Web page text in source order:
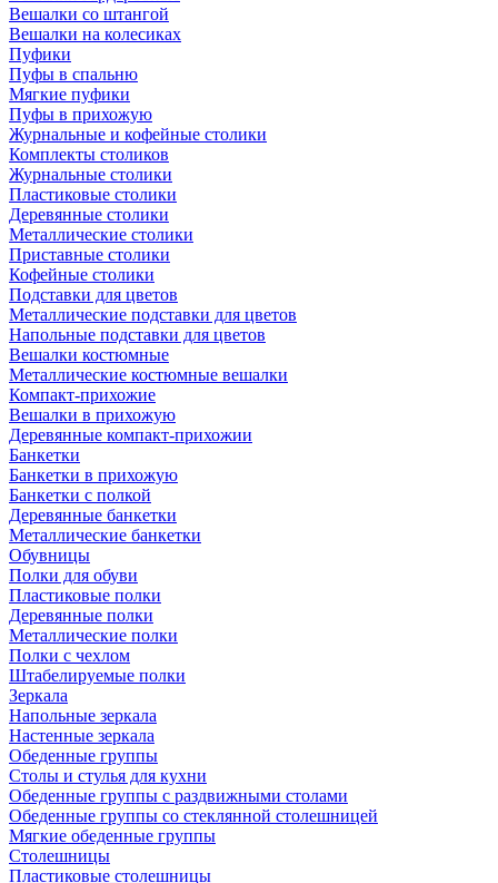
Вешалки со штангой
Вешалки на колесиках
Пуфики
Пуфы в спальню
Мягкие пуфики
Пуфы в прихожую
Журнальные и кофейные столики
Комплекты столиков
Журнальные столики
Пластиковые столики
Деревянные столики
Металлические столики
Приставные столики
Кофейные столики
Подставки для цветов
Металлические подставки для цветов
Напольные подставки для цветов
Вешалки костюмные
Металлические костюмные вешалки
Компакт-прихожие
Вешалки в прихожую
Деревянные компакт-прихожии
Банкетки
Банкетки в прихожую
Банкетки с полкой
Деревянные банкетки
Металлические банкетки
Обувницы
Полки для обуви
Пластиковые полки
Деревянные полки
Металлические полки
Полки с чехлом
Штабелируемые полки
Зеркала
Напольные зеркала
Настенные зеркала
Обеденные группы
Столы и стулья для кухни
Обеденные группы с раздвижными столами
Обеденные группы со стеклянной столешницей
Мягкие обеденные группы
Столешницы
Пластиковые столешницы